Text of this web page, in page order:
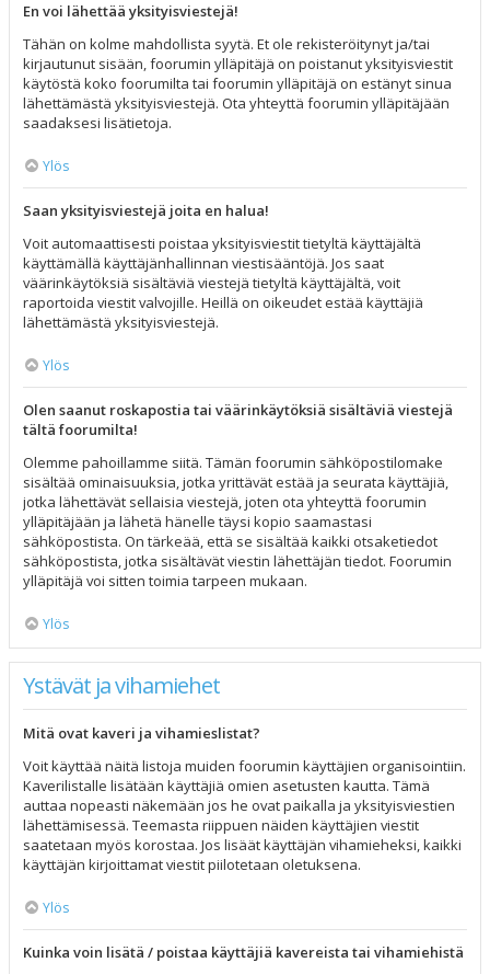
En voi lähettää yksityisviestejä!
Tähän on kolme mahdollista syytä. Et ole rekisteröitynyt ja/tai
kirjautunut sisään, foorumin ylläpitäjä on poistanut yksityisviestit
käytöstä koko foorumilta tai foorumin ylläpitäjä on estänyt sinua
lähettämästä yksityisviestejä. Ota yhteyttä foorumin ylläpitäjään
saadaksesi lisätietoja.
Ylös
Saan yksityisviestejä joita en halua!
Voit automaattisesti poistaa yksityisviestit tietyltä käyttäjältä
käyttämällä käyttäjänhallinnan viestisääntöjä. Jos saat
väärinkäytöksiä sisältäviä viestejä tietyltä käyttäjältä, voit
raportoida viestit valvojille. Heillä on oikeudet estää käyttäjiä
lähettämästä yksityisviestejä.
Ylös
Olen saanut roskapostia tai väärinkäytöksiä sisältäviä viestejä
tältä foorumilta!
Olemme pahoillamme siitä. Tämän foorumin sähköpostilomake
sisältää ominaisuuksia, jotka yrittävät estää ja seurata käyttäjiä,
jotka lähettävät sellaisia viestejä, joten ota yhteyttä foorumin
ylläpitäjään ja lähetä hänelle täysi kopio saamastasi
sähköpostista. On tärkeää, että se sisältää kaikki otsaketiedot
sähköpostista, jotka sisältävät viestin lähettäjän tiedot. Foorumin
ylläpitäjä voi sitten toimia tarpeen mukaan.
Ylös
Ystävät ja vihamiehet
Mitä ovat kaveri ja vihamieslistat?
Voit käyttää näitä listoja muiden foorumin käyttäjien organisointiin.
Kaverilistalle lisätään käyttäjiä omien asetusten kautta. Tämä
auttaa nopeasti näkemään jos he ovat paikalla ja yksityisviestien
lähettämisessä. Teemasta riippuen näiden käyttäjien viestit
saatetaan myös korostaa. Jos lisäät käyttäjän vihamieheksi, kaikki
käyttäjän kirjoittamat viestit piilotetaan oletuksena.
Ylös
Kuinka voin lisätä / poistaa käyttäjiä kavereista tai vihamiehistä